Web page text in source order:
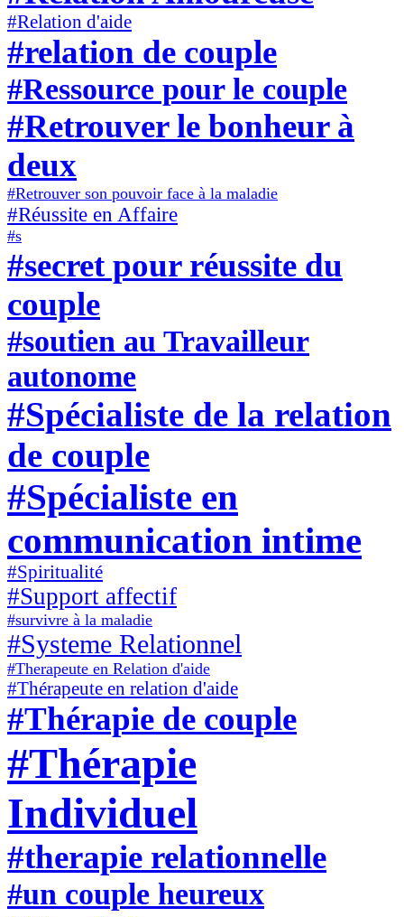
#Relation d'aide
#relation de couple
#Ressource pour le couple
#Retrouver le bonheur à
deux
#Retrouver son pouvoir face à la maladie
#Réussite en Affaire
#s
#secret pour réussite du
couple
#soutien au Travailleur
autonome
#Spécialiste de la relation
de couple
#Spécialiste en
communication intime
#Spiritualité
#Support affectif
#survivre à la maladie
#Systeme Relationnel
#Therapeute en Relation d'aide
#Thérapeute en relation d'aide
#Thérapie de couple
#Thérapie
Individuel
#therapie relationnelle
#un couple heureux